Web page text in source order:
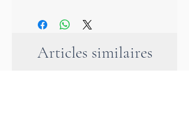
Diese natürliche Amethyst-
Spitze aus Brasilien zeichnet
sich aus durch ihre einzigartig
Articles similaires